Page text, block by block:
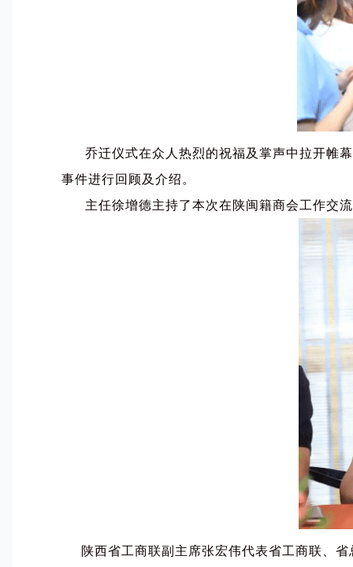
乔迁仪式在众人热烈的祝福及掌声中拉开帷幕
事件进行回顾及介绍。
主任徐增德主持了本次在陕闽籍商会工作交
陕西省工商联副主席张宏伟代表省工商联、省